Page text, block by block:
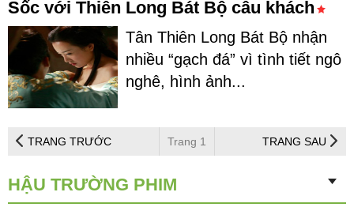
Sốc với Thiên Long Bát Bộ câu khách
Tân Thiên Long Bát Bộ nhận
nhiều “gạch đá” vì tình tiết ngô
nghê, hình ảnh...
TRANG TRƯỚC Trang 1 TRANG SAU
HẬU TRƯỜNG PHIM